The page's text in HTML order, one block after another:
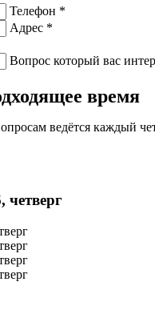
Телефон *
Адрес *
Вопрос который вас
время
ведётся каждый
четверг